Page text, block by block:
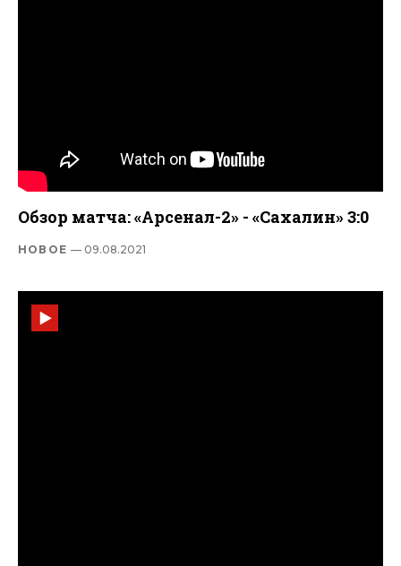
Обзор матча: «Арсенал-2» - «Сахалин» 3:0
НОВОЕ— 09.08.2021